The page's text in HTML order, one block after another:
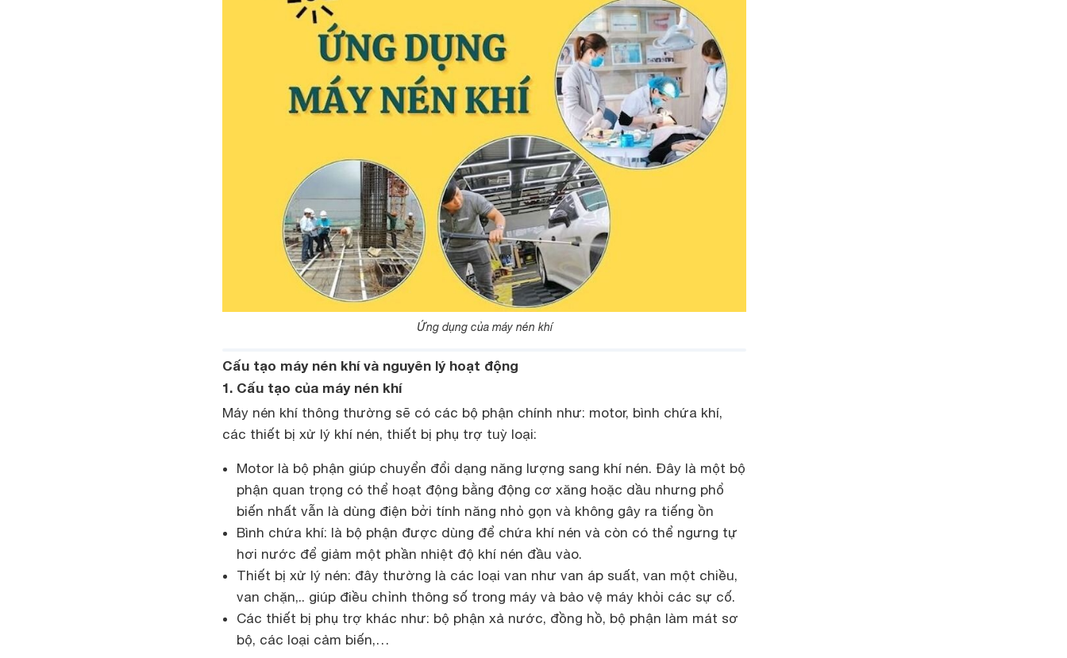
Ứng dụng của máy nén khí
Cấu tạo máy nén khí và nguyên lý hoạt động
1. Cấu tạo của máy nén khí
Máy nén khí thông thường sẽ có các bộ phận chính như: motor, bình chứa khí,
các thiết bị xử lý khí nén, thiết bị phụ trợ tuỳ loại:
Motor là bộ phận giúp chuyển đổi dạng năng lượng sang khí nén. Đây là một bộ
phận quan trọng có thể hoạt động bằng động cơ xăng hoặc dầu nhưng phổ
biến nhất vẫn là dùng điện bởi tính năng nhỏ gọn và không gây ra tiếng ồn
Bình chứa khí: là bộ phận được dùng để chứa khí nén và còn có thể ngưng tự
hơi nước để giảm một phần nhiệt độ khí nén đầu vào.
Thiết bị xử lý nén: đây thường là các loại van như van áp suất, van một chiều,
van chặn,.. giúp điều chỉnh thông số trong máy và bảo vệ máy khỏi các sự cố.
Các thiết bị phụ trợ khác như: bộ phận xả nước, đồng hồ, bộ phận làm mát sơ
bộ, các loại cảm biến,…